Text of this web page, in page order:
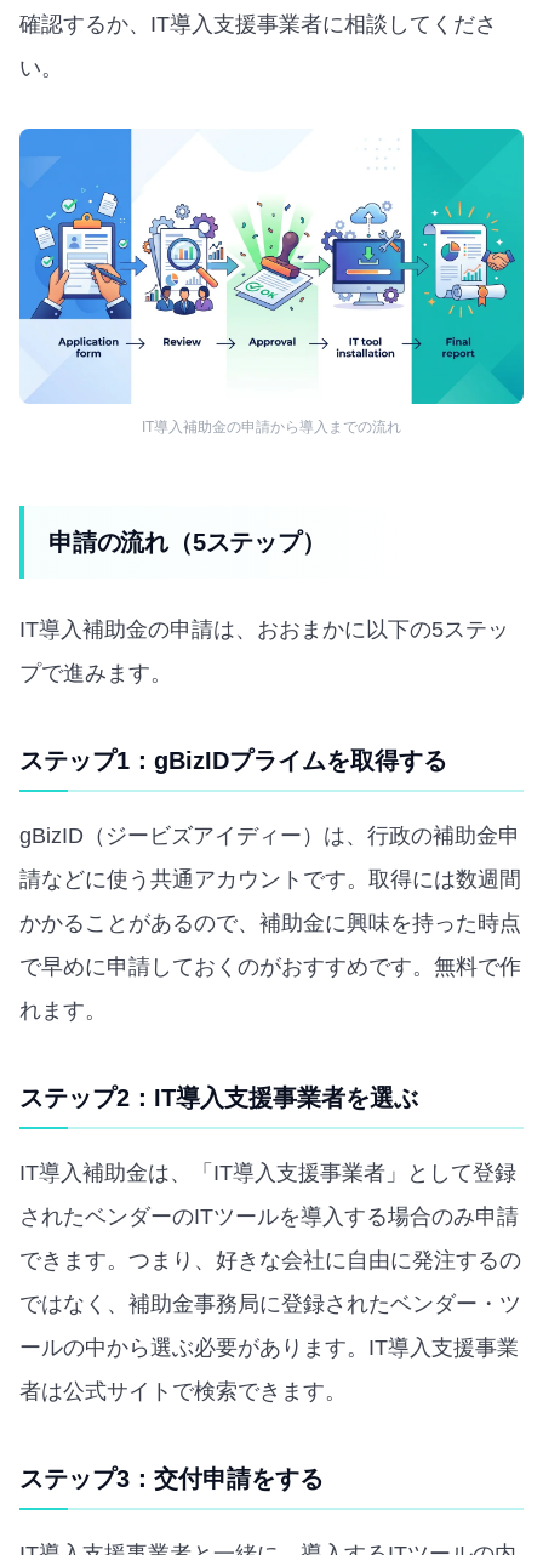
確認するか、IT導入支援事業者に相談してくださ
い。
IT導入補助金の申請から導入までの流れ
申請の流れ（5ステップ）
IT導入補助金の申請は、おおまかに以下の5ステッ
プで進みます。
ステップ1：gBizIDプライムを取得する
gBizID（ジービズアイディー）は、行政の補助金申
請などに使う共通アカウントです。取得には数週間
かかることがあるので、補助金に興味を持った時点
で早めに申請しておくのがおすすめです。無料で作
れます。
ステップ2：IT導入支援事業者を選ぶ
IT導入補助金は、「IT導入支援事業者」として登録
されたベンダーのITツールを導入する場合のみ申請
できます。つまり、好きな会社に自由に発注するの
ではなく、補助金事務局に登録されたベンダー・ツ
ールの中から選ぶ必要があります。IT導入支援事業
者は公式サイトで検索できます。
ステップ3：交付申請をする